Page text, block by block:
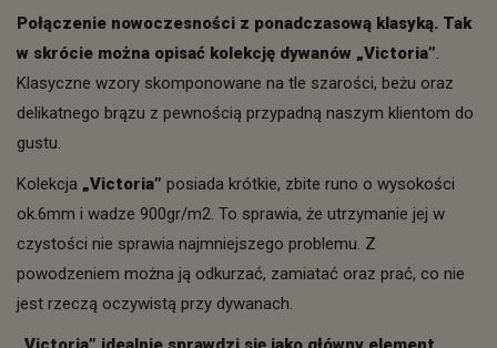
Połączenie nowoczesności z ponadczasową klasyką. Tak
w skrócie można opisać kolekcję dywanów „Victoria”.
Klasyczne wzory skomponowane na tle szarości, beżu oraz
delikatnego brązu z pewnością przypadną naszym klientom do
gustu.
Kolekcja „Victoria” posiada krótkie, zbite runo o wysokości
ok.6mm i wadze 900gr/m2. To sprawia, że utrzymanie jej w
czystości nie sprawia najmniejszego problemu. Z
powodzeniem można ją odkurzać, zamiatać oraz prać, co nie
jest rzeczą oczywistą przy dywanach.